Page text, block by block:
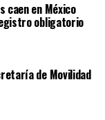
caen en México
obligatorio
de Movilidad